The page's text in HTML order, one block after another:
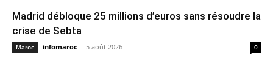
Madrid débloque 25 millions d’euros sans résoudre la
crise de Sebta
Maroc infomaroc - 5 août 2026 0